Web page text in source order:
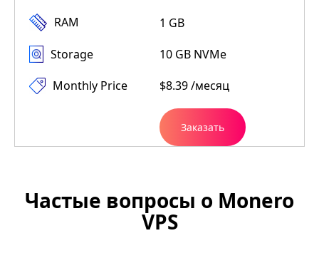
RAM
1 GB
Storage
10 GB NVMe
Monthly Price
$8.39 /месяц
Заказать
Частые вопросы о Monero
VPS